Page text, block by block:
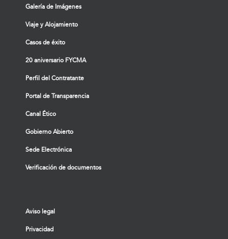
Galería de Imágenes
Viaje y Alojamiento
Casos de éxito
20 aniversario FYCMA
Perfil del Contratante
Portal de Transparencia
Canal Ético
Gobierno Abierto
Sede Electrónica
Verificación de documentos
Aviso legal
Privacidad